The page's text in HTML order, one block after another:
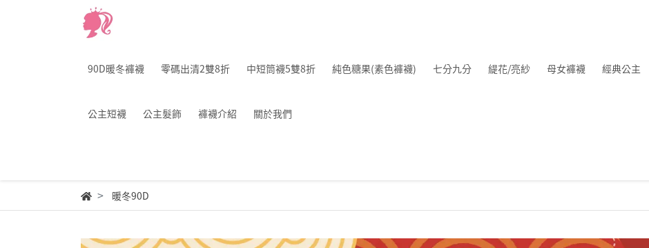
90D暖冬褲襪 零碼出清2雙8折 中短筒襪5雙8折 純色糖果(素色褲襪) 七分九分 緹花/亮紗 母女褲襪 經典公主
公主短襪 公主髮飾 褲襪介紹 關於我們
暖冬90D